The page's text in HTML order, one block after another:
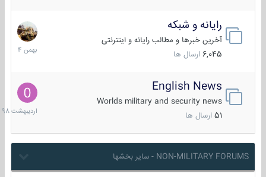
رایانه و شبکه
آخرین خبرها و مطالب رایانه و اینترنتی
6,045 ارسال ها
30
بهمن
1404
English News
Worlds military and security news
51 ارسال ها
10
1398
NON-MILITARY FORUMS - سایر بخشها